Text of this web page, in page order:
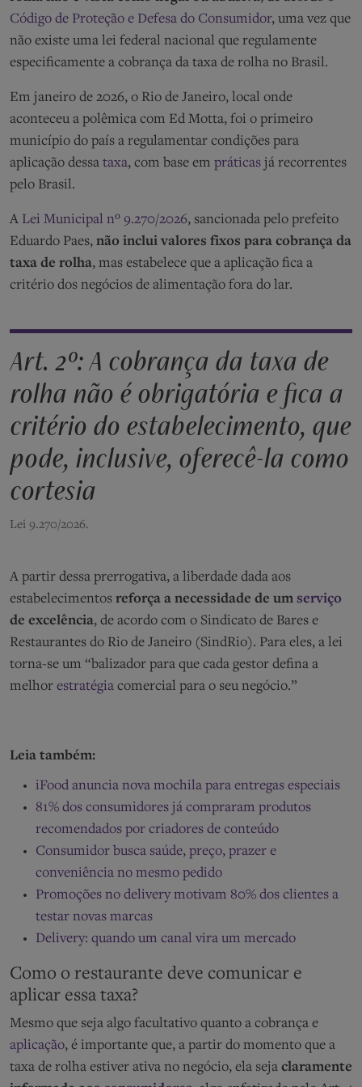
Código de Proteção e Defesa do Consumidor, uma vez que
não existe uma lei federal nacional que regulamente
especificamente a cobrança da taxa de rolha no Brasil.
Em janeiro de 2026, o Rio de Janeiro, local onde
aconteceu a polêmica com Ed Motta, foi o primeiro
município do país a regulamentar condições para
aplicação dessa taxa, com base em práticas já recorrentes
pelo Brasil.
A Lei Municipal nº 9.270/2026, sancionada pelo prefeito
Eduardo Paes, não inclui valores fixos para cobrança da
taxa de rolha, mas estabelece que a aplicação fica a
critério dos negócios de alimentação fora do lar.
Art. 2º: A cobrança da taxa de
rolha não é obrigatória e fica a
critério do estabelecimento, que
pode, inclusive, oferecê-la como
cortesia
Lei 9.270/2026.
A partir dessa prerrogativa, a liberdade dada aos
estabelecimentos reforça a necessidade de um serviço
de excelência, de acordo com o Sindicato de Bares e
Restaurantes do Rio de Janeiro (SindRio). Para eles, a lei
torna-se um “balizador para que cada gestor defina a
melhor estratégia comercial para o seu negócio.”
Leia também:
iFood anuncia nova mochila para entregas especiais
81% dos consumidores já compraram produtos
recomendados por criadores de conteúdo
Consumidor busca saúde, preço, prazer e
conveniência no mesmo pedido
Promoções no delivery motivam 80% dos clientes a
testar novas marcas
Delivery: quando um canal vira um mercado
Como o restaurante deve comunicar e
aplicar essa taxa?
Mesmo que seja algo facultativo quanto a cobrança e
aplicação, é importante que, a partir do momento que a
taxa de rolha estiver ativa no negócio, ela seja claramente